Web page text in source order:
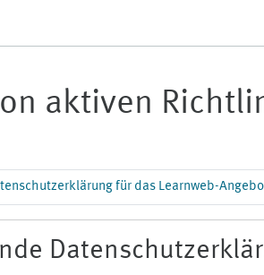
aktiven
für das Learnweb-